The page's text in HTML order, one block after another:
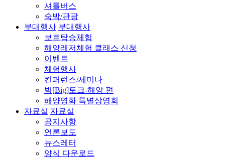
셔틀버스
숙박/관광
부대행사 부대행사
보트탑승체험
해양레저체험 클래스 신청
이벤트
체험행사
컨퍼런스/세미나
빅[Big]토크-해양 편
해양영화 특별상영회
자료실 자료실
공지사항
언론보도
뉴스레터
양식 다운로드